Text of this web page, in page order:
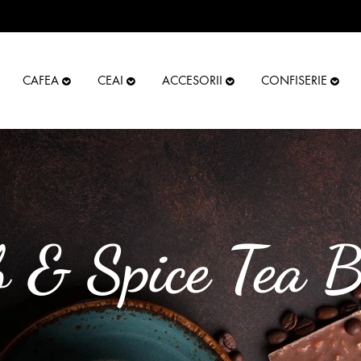
CAFEA CEAI
CEAI NEGRU AROMAT
CEAI VERDE-ALB AROMAT
CEAI DE FRUCTE
ACCESORII CONFISERIE
& Spice Tea